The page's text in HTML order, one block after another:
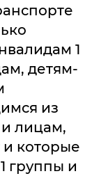
1
детям-
из
лицам,
которые
группы и